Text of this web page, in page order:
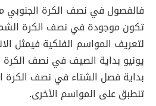
فالفصول في نصف الكرة الجنوبي
تكون موجودة في نصف الكرة
لتعريف المواسم الفلكية فيمثل
يونيو بداية الصيف في نصف
بداية فصل الشتاء في نصف الكرة
تنطبق على المواسم الأخرى.